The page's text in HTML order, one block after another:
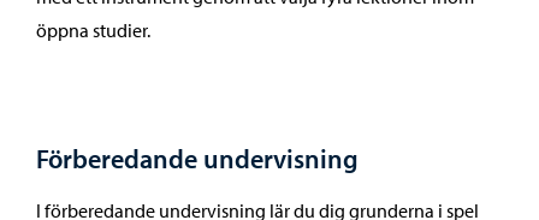
öppna studier.
Förberedande undervisning
I förberedande undervisning lär du dig grunderna i spel